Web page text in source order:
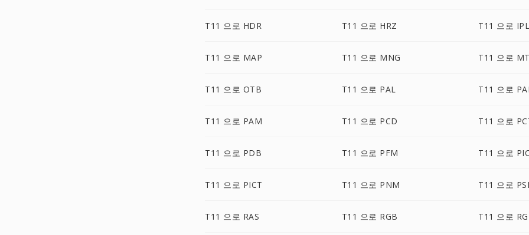
T11 으로 HDR T11 으로 HRZ T11 으로 IPL
T11 으로 MAP T11 으로 MNG T11 으로
T11 으로 OTB T11 으로 PAL T11 으로
T11 으로 PAM T11 으로 PCD T11 으로
T11 으로 PDB T11 으로 PFM T11 으로
T11 으로 PICT T11 으로 PNM T11 으로
T11 으로 RAS T11 으로 RGB T11 으로